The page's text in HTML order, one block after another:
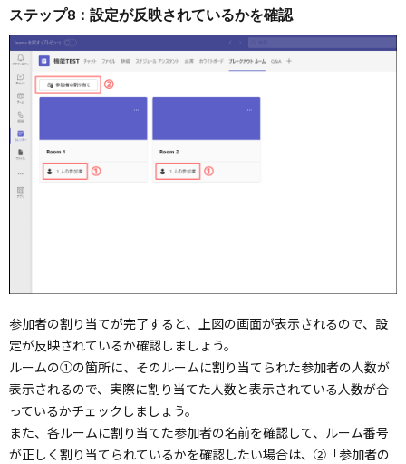
ステップ8：設定が反映されているかを確認
参加者の割り当てが完了すると、上図の画面が表示されるので、設
定が反映されているか確認しましょう。
ルームの①の箇所に、そのルームに割り当てられた参加者の人数が
表示されるので、実際に割り当てた人数と表示されている人数が合
っているかチェックしましょう。
また、各ルームに割り当てた参加者の名前を確認して、ルーム番号
が正しく割り当てられているかを確認したい場合は、②「参加者の